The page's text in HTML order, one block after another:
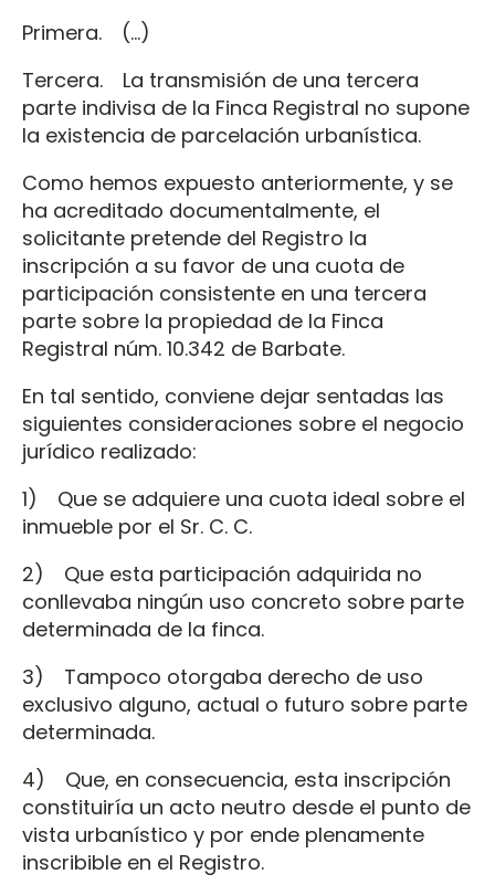
Primera. (…)
Tercera. La transmisión de una tercera
parte indivisa de la Finca Registral no supone
la existencia de parcelación urbanística.
Como hemos expuesto anteriormente, y se
ha acreditado documentalmente, el
solicitante pretende del Registro la
inscripción a su favor de una cuota de
participación consistente en una tercera
parte sobre la propiedad de la Finca
Registral núm. 10.342 de Barbate.
En tal sentido, conviene dejar sentadas las
siguientes consideraciones sobre el negocio
jurídico realizado:
1) Que se adquiere una cuota ideal sobre el
inmueble por el Sr. C. C.
2) Que esta participación adquirida no
conllevaba ningún uso concreto sobre parte
determinada de la finca.
3) Tampoco otorgaba derecho de uso
exclusivo alguno, actual o futuro sobre parte
determinada.
4) Que, en consecuencia, esta inscripción
constituiría un acto neutro desde el punto de
vista urbanístico y por ende plenamente
inscribible en el Registro.